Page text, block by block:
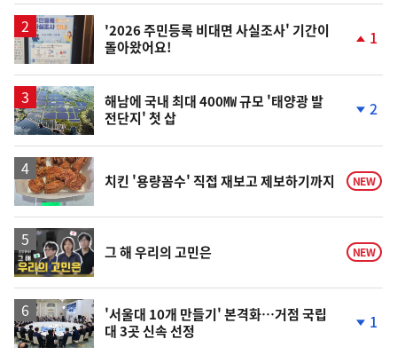
상
'2026 주민등록 비대면 사실조사' 기간이
돌아왔어요!
상
1
해남에 국내 최대 400㎿ 규모 '태양광 발
전단지' 첫 삽
하
락
2
치킨 '용량꼼수' 직접 재보고 제보하기까지 NEW
영
상
그 해 우리의 고민은 NEW
'서울대 10개 만들기' 본격화…거점 국립
대 3곳 신속 선정
1